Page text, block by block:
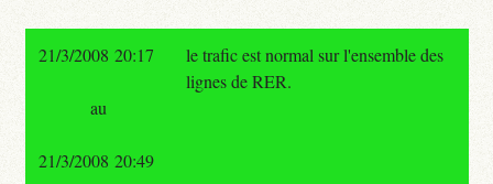
21/3/2008 20:17
le trafic est normal sur l'ensemble des
lignes de RER.
au
21/3/2008 20:49